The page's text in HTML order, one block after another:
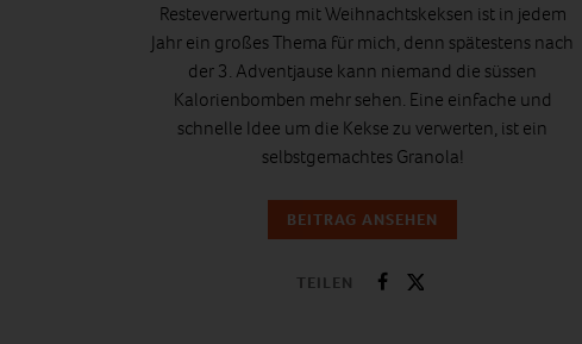
Resteverwertung mit Weihnachtskeksen ist in jedem
Jahr ein großes Thema für mich, denn spätestens nach
der 3. Adventjause kann niemand die süssen
Kalorienbomben mehr sehen. Eine einfache und
schnelle Idee um die Kekse zu verwerten, ist ein
selbstgemachtes Granola!
BEITRAG ANSEHEN
TEILEN